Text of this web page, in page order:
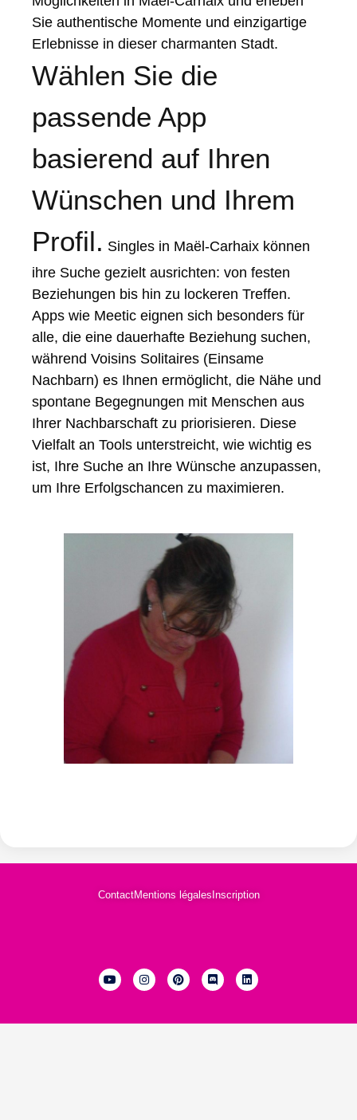
Sie authentische Momente und einzigartige
Erlebnisse in dieser charmanten Stadt.
Wählen Sie die
passende App
basierend auf Ihren
Wünschen und Ihrem
Profil. Singles in Maël-Carhaix können
ihre Suche gezielt ausrichten: von festen
Beziehungen bis hin zu lockeren Treffen.
Apps wie Meetic eignen sich besonders für
alle, die eine dauerhafte Beziehung suchen,
während Voisins Solitaires (Einsame
Nachbarn) es Ihnen ermöglicht, die Nähe und
spontane Begegnungen mit Menschen aus
Ihrer Nachbarschaft zu priorisieren. Diese
Vielfalt an Tools unterstreicht, wie wichtig es
ist, Ihre Suche an Ihre Wünsche anzupassen,
um Ihre Erfolgschancen zu maximieren.
ContactMentions légalesInscription